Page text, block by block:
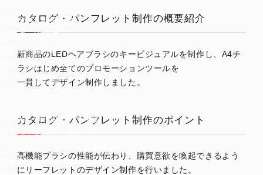
雑誌広告・新聞広告
広報誌・情報誌
周年記念誌・社史
取扱説明書・マニュアル
パワーポイント
デザイン制作関連サービス
ブランディングデザイン
業種別
カタログ・パンフレット制作の概要紹介
新商品のLEDヘアブラシのキービジュアルを制作し、A4チ
ラシはじめ全てのプロモーションツールを
一貫してデザイン制作しました。
カタログ・パンフレット制作のポイント
高機能ブラシの性能が伝わり、購買意欲を喚起できるよう
にリーフレットのデザイン制作を行いました。